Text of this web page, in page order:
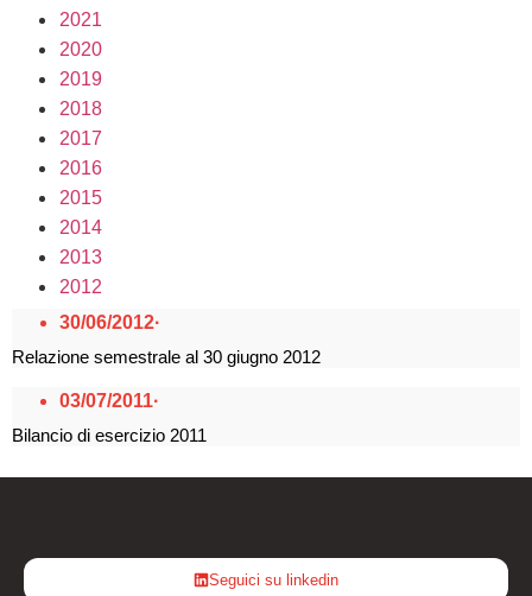
2021
2020
2019
2018
2017
2016
2015
2014
2013
2012
30/06/2012·
Relazione semestrale al 30 giugno 2012
03/07/2011·
Bilancio di esercizio 2011
Seguici su linkedin